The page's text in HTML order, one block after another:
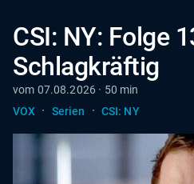
CSI: NY: Folge
Schlagkräftig
vom 07.08.2026 · 50 min
VOX · Serien · CSI: NY